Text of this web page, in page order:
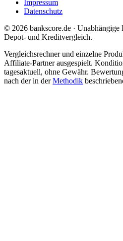
Impressum
Datenschutz
© 2026 bankscore.de ·
Depot- und Kreditvergleich.
Vergleichsrechner und einzelne
Affiliate-Partner ausgespielt.
tagesaktuell, ohne Gewähr.
nach der in derMethodik